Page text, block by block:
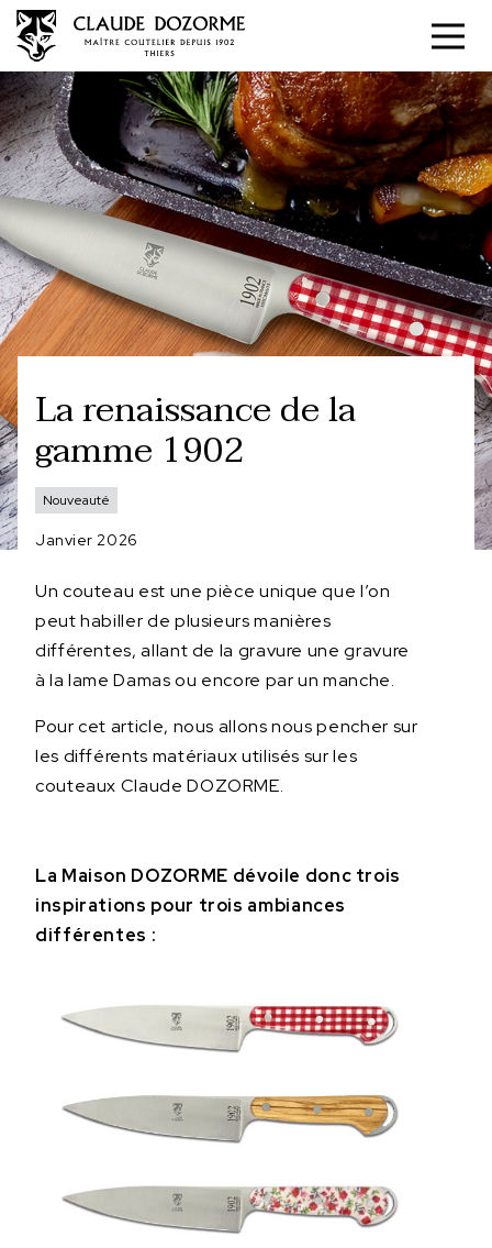
La renaissance de la
gamme 1902
Nouveauté
Janvier 2026
Un couteau est une pièce unique que l’on
peut habiller de plusieurs manières
différentes, allant de la gravure une gravure
à la lame Damas ou encore par un manche.
Pour cet article, nous allons nous pencher sur
les différents matériaux utilisés sur les
couteaux Claude DOZORME.
La Maison DOZORME dévoile donc trois
inspirations pour trois ambiances
différentes :
Panneau de gestion des cookies